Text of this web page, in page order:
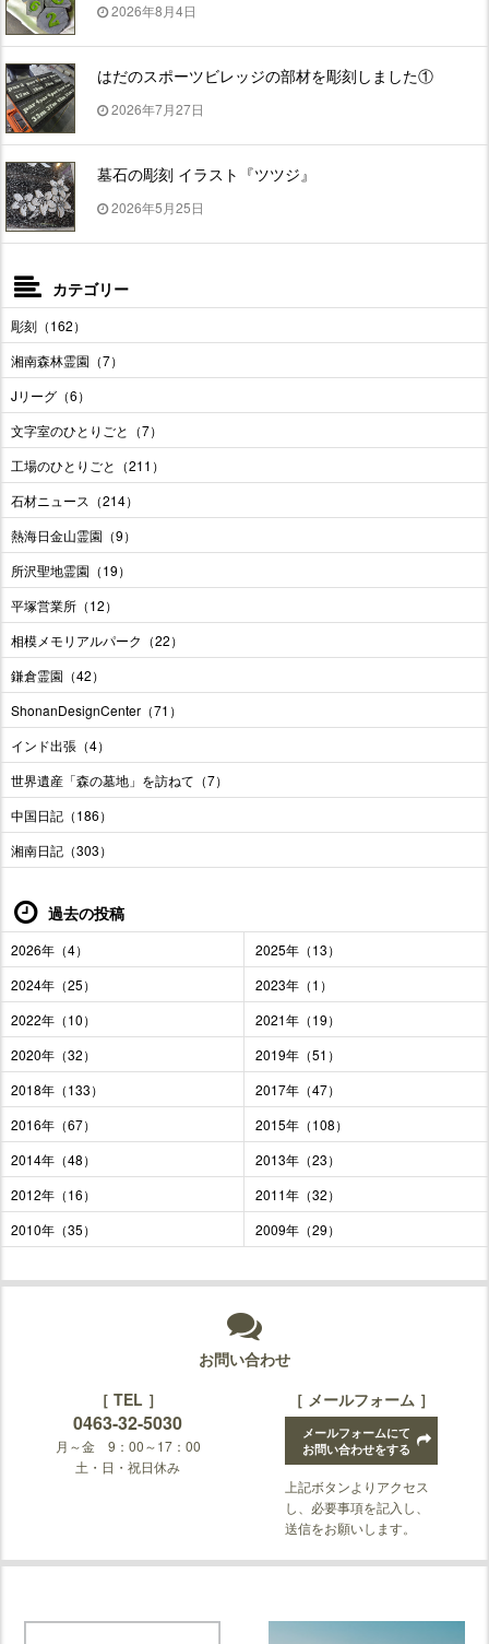
2026年8月4日
はだのスポーツビレッジの部材を彫刻しました①
2026年7月27日
墓石の彫刻 イラスト『ツツジ』
2026年5月25日
カテゴリー
彫刻（162）
湘南森林霊園（7）
Jリーグ（6）
文字室のひとりごと（7）
工場のひとりごと（211）
石材ニュース（214）
熱海日金山霊園（9）
所沢聖地霊園（19）
平塚営業所（12）
相模メモリアルパーク（22）
鎌倉霊園（42）
ShonanDesignCenter（71）
インド出張（4）
世界遺産「森の墓地」を訪ねて（7）
中国日記（186）
湘南日記（303）
過去の投稿
2026年（4）
2025年（13）
2024年（25）
2023年（1）
2022年（10）
2021年（19）
2020年（32）
2019年（51）
2018年（133）
2017年（47）
2016年（67）
2015年（108）
2014年（48）
2013年（23）
2012年（16）
2011年（32）
2010年（35）
2009年（29）
お問い合わせ
［ TEL ］
0463-32-5030
月～金 9：00～17：00
土・日・祝日休み
［ メールフォーム ］
メールフォームにて
お問い合わせをする
上記ボタンよりアクセス
し、必要事項を記入し、
送信をお願いします。